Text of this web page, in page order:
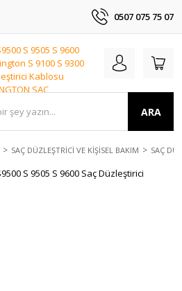
0507 075 75 07
ARA
SAÇ DÜZLEŞTRİCİ VE KİŞİSEL BAKIM SAÇ